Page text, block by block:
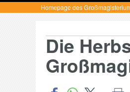
Homepage des
Die